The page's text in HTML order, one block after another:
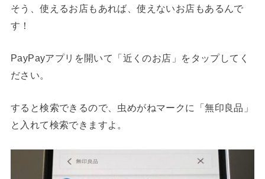
そう、使えるお店もあれば、使えないお店もあるんで
す！
PayPayアプリを開いて「近くのお店」をタップしてく
ださい。
すると検索できるので、虫めがねマークに「無印良品」
と入れて検索できますよ。